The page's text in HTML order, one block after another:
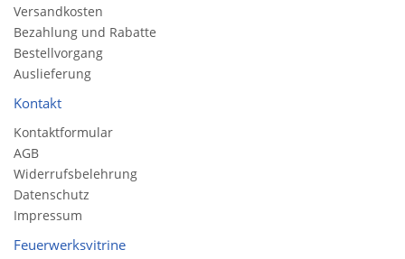
Versandkosten
Bezahlung und Rabatte
Bestellvorgang
Auslieferung
Kontakt
Kontaktformular
AGB
Widerrufsbelehrung
Datenschutz
Impressum
Feuerwerksvitrine